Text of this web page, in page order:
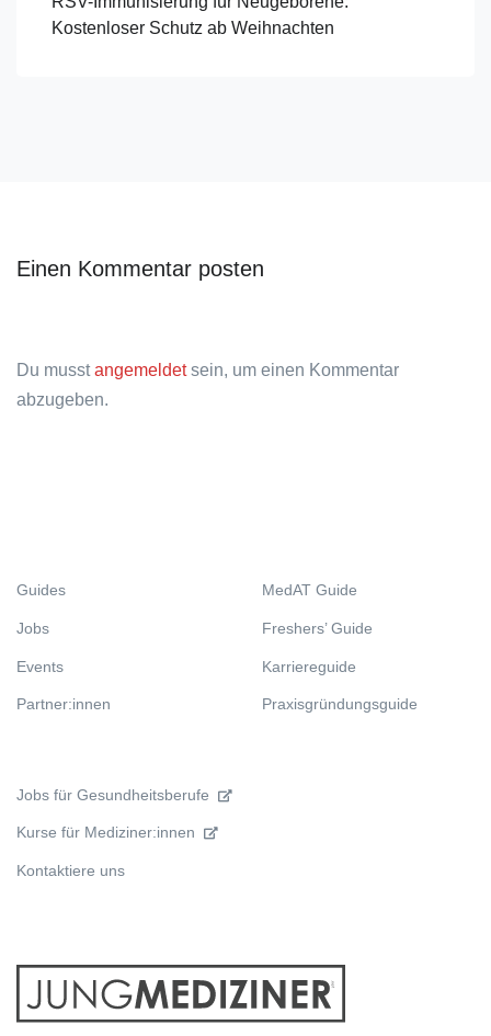
Kostenloser Schutz ab Weihnachten
Einen Kommentar posten
Du musstangemeldetsein, um einen Kommentar
abzugeben.
Guides
Jobs
Events
Partner:innen
MedAT Guide
Freshers’ Guide
Karriereguide
Praxisgründungsguide
Jobs für Gesundheitsberufe
Kurse für Mediziner:innen
Kontaktiere uns